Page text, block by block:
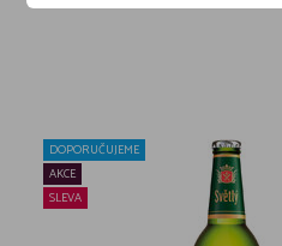
DOPORUČUJEME
AKCE
SLEVA